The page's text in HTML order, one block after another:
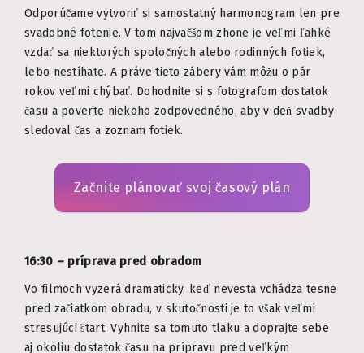
Odporúčame vytvoriť si samostatný harmonogram len pre
svadobné fotenie. V tom najväčšom zhone je veľmi ľahké
vzdať sa niektorých spoločných alebo rodinných fotiek,
lebo nestíhate. A práve tieto zábery vám môžu o pár
rokov veľmi chýbať. Dohodnite si s fotografom dostatok
času a poverte niekoho zodpovedného, aby v deň svadby
sledoval čas a zoznam fotiek.
Začnite plánovať svoj časový plán
16:30 – príprava pred obradom
Vo filmoch vyzerá dramaticky, keď nevesta vchádza tesne
pred začiatkom obradu, v skutočnosti je to však veľmi
stresujúci štart. Vyhnite sa tomuto tlaku a doprajte sebe
aj okoliu dostatok času na prípravu pred veľkým